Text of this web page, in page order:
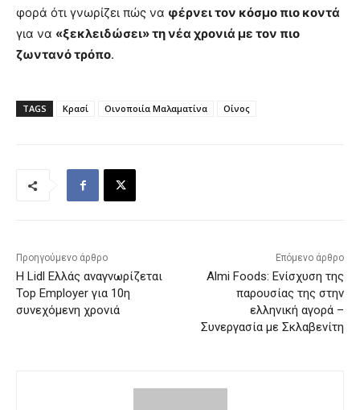
φορά ότι γνωρίζει πώς να φέρνει τον κόσμο πιο κοντά
για να «ξεκλειδώσει» τη νέα χρονιά με τον πιο
ζωντανό τρόπο.
TAGS Κρασί Οινοποιία Μαλαματίνα Οίνος
Προηγούμενο άρθρο
Η Lidl Ελλάς αναγνωρίζεται
Top Employer για 10η
συνεχόμενη χρονιά
Επόμενο άρθρο
Almi Foods: Ενίσχυση της
παρουσίας της στην
ελληνική αγορά –
Συνεργασία με Σκλαβενίτη